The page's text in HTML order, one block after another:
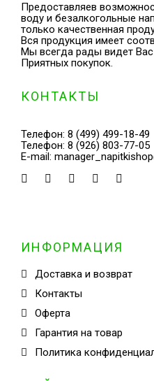
Предоставляев
воду и безалкогольные
только качественная
Вся продукция имеет
Мы всегда рады видет
Приятных покупок.
КОНТАКТЫ
Телефон: 8 (499) 499-18-49
Телефон: 8 (926) 803-77-05
E-mail:
ИНФОРМАЦИЯ
Доставка и возврат
Контакты
Оферта
Гарантия на товар
Политика